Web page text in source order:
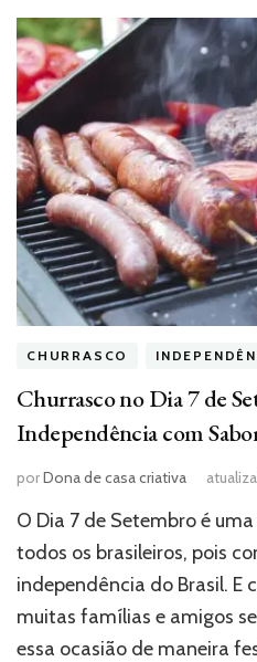
CHURRASCO
Churrasco no Dia 7 de
Independência com
porDona de casa criativa
O Dia 7 de Setembro é
todos os brasileiros, pois
independência do Brasil. E
muitas famílias e amigos
essa ocasião de maneira